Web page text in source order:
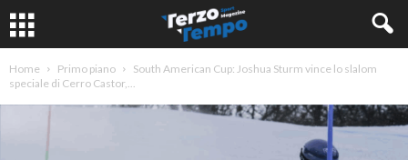
Home Primo piano
South American Cup: Joshua Sturm vince lo slalom
speciale di Cerro Castor,...